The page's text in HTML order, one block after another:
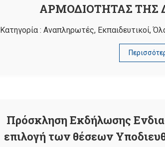
ΑΡΜΟΔΙΟΤΗΤΑΣ ΤΗΣ
Κατηγορία : Αναπληρωτές, Εκπαιδευτικοί,
Πρόσκληση Εκδήλωσης
επιλογή των θέσεων